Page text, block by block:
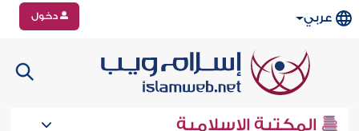
عربي دخول
المكتبة الإسلامية